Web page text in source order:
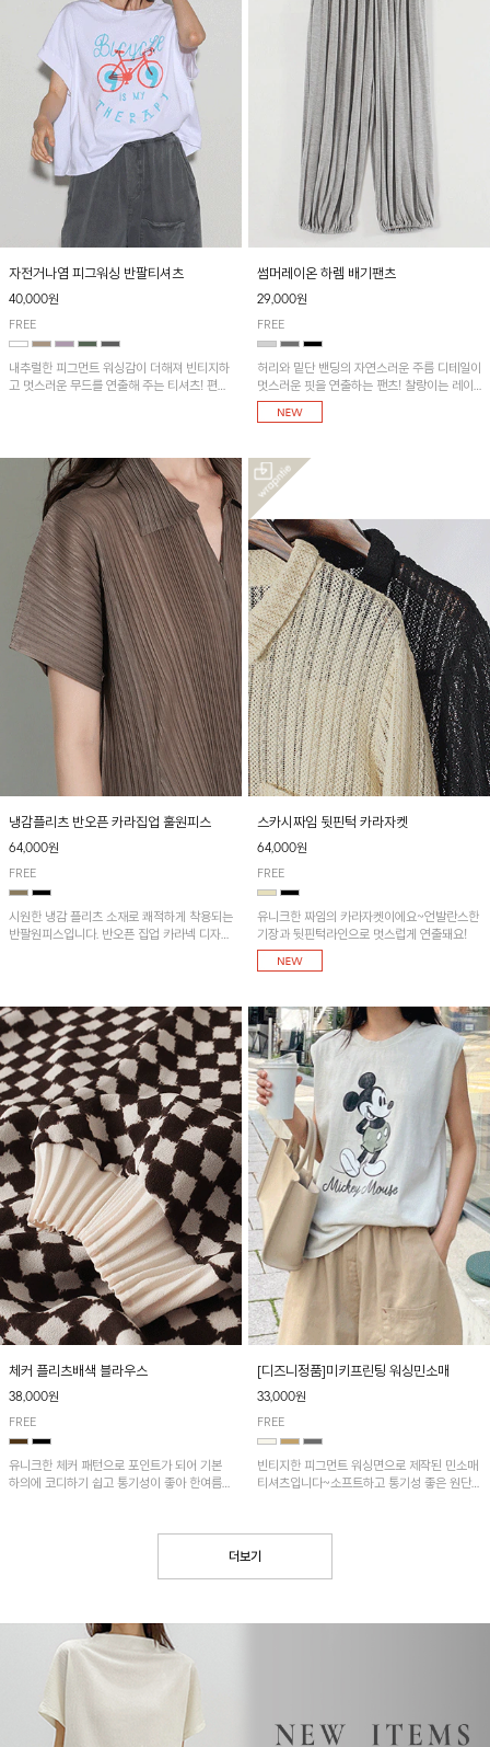
자전거나염 피그워싱 반팔티셔츠
40,000원
FREE
내추럴한 피그먼트 워싱감이 더해져 빈티지하
고 멋스러운 무드를 연출해 주는 티셔츠! 편안
썸머레이온 하렘 배기팬츠
29,000원
FREE
허리와 밑단 밴딩의 자연스러운 주름 디테일이
멋스러운 핏을 연출하는 팬츠! 찰랑이는 레이
온 소재로 가볍고 시원하게 착용되며, 여유로
운 실루엣으로 활동성이 좋아 데일리 하게 즐
냉감플리츠 반오픈 카라집업 훌원피스
64,000원
FREE
시원한 냉감 플리츠 소재로 쾌적하게 착용되는
반팔원피스입니다. 반오픈 집업 카라넥 디자인
스카시짜임 뒷핀턱 카라자켓
64,000원
FREE
유니크한 짜임의 카라자켓이에요~언발란스한
기장과 뒷핀턱라인으로 멋스럽게 연출돼요!
체커 플리츠배색 블라우스
38,000원
FREE
유니크한 체커 패턴으로 포인트가 되어 기본
하의에 코디하기 쉽고 통기성이 좋아 한여름에
[디즈니정품]미키프린팅 워싱민소매
33,000원
FREE
빈티지한 피그먼트 워싱면으로 제작된 민소매
티셔츠입니다~소프트하고 통기성 좋은 원단
더보기